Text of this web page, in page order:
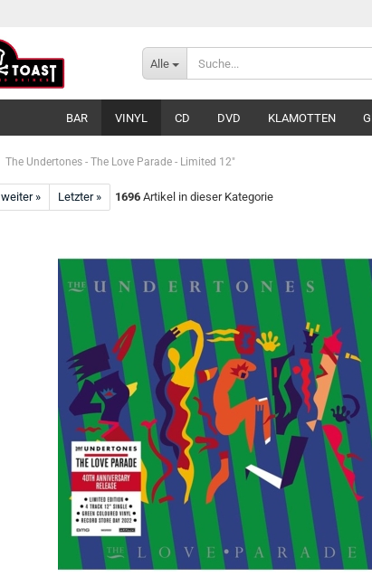
Alle
BAR VINYL CD DVD KLAMOTTEN
The Undertones - The Love Parade - Limited 12"
weiter » Letzter » 1696 Artikel in dieser Kategorie